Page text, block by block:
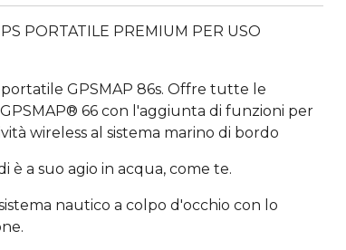
PORTATILE PREMIUM PER USO
GPSMAP 86s. Offre tutte le
66 con l'aggiunta di funzioni per
wireless al sistema marino di bordo
è a suo agio in acqua, come te.
nautico a colpo d'occhio con lo